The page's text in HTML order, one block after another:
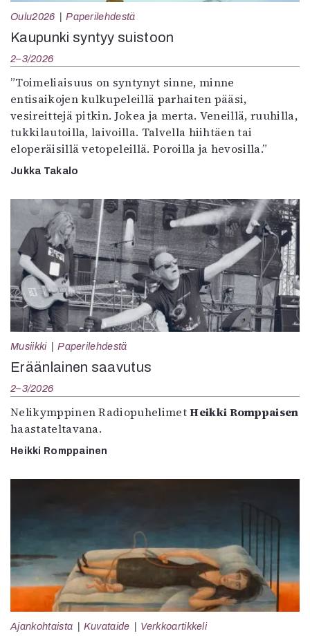
Oulu2026 Paperilehdestä
Kaupunki syntyy suistoon
2–3/2026
”Toimeliaisuus on syntynyt sinne, minne
entisaikojen kulkupeleillä parhaiten pääsi,
vesireittejä pitkin. Jokea ja merta. Veneillä, ruuhilla,
tukkilautoilla, laivoilla. Talvella hiihtäen tai
eloperäisillä vetopeleillä. Poroilla ja hevosilla.”
Jukka Takalo
Musiikki Paperilehdestä
Eräänlainen saavutus
2–3/2026
Nelikymppinen RadiopuhelimetHeikki Romppaisen
haastateltavana.
Heikki Romppainen
Ajankohtaista Kuvataide Verkkoartikkeli